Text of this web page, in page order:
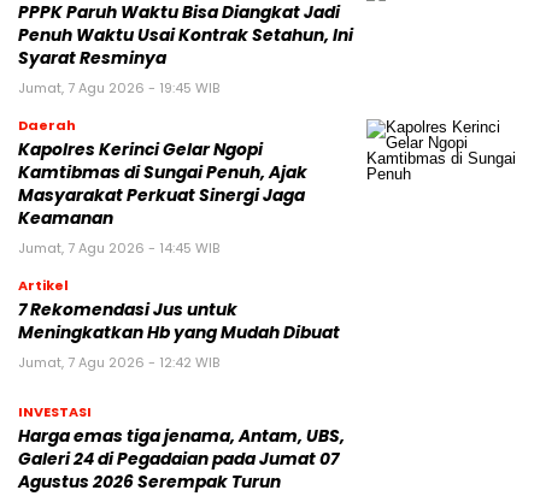
PPPK Paruh Waktu Bisa Diangkat Jadi
Penuh Waktu Usai Kontrak Setahun, Ini
Syarat Resminya
Jumat, 7 Agu 2026 - 19:45 WIB
Daerah
Kapolres Kerinci Gelar Ngopi
Kamtibmas di Sungai Penuh, Ajak
Masyarakat Perkuat Sinergi Jaga
Keamanan
Jumat, 7 Agu 2026 - 14:45 WIB
Artikel
7 Rekomendasi Jus untuk
Meningkatkan Hb yang Mudah Dibuat
Jumat, 7 Agu 2026 - 12:42 WIB
INVESTASI
Harga emas tiga jenama, Antam, UBS,
Galeri 24 di Pegadaian pada Jumat 07
Agustus 2026 Serempak Turun